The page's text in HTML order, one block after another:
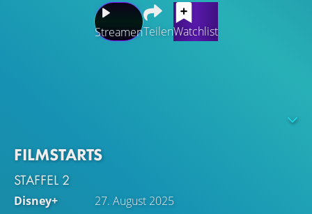
StreamenTeilenWatchlist
verschollenen Schiffswrack-Geheimnissen entlang der
besessenen Piratenkapitäns kombinieren die Missionen
abenteuerlichen Streifzug durch die geheimnisvolle
Vergangenheit an einem der atemberaubendsten Orte
FILMSTARTS
STAFFEL 2
Disney+ 27. August 2025